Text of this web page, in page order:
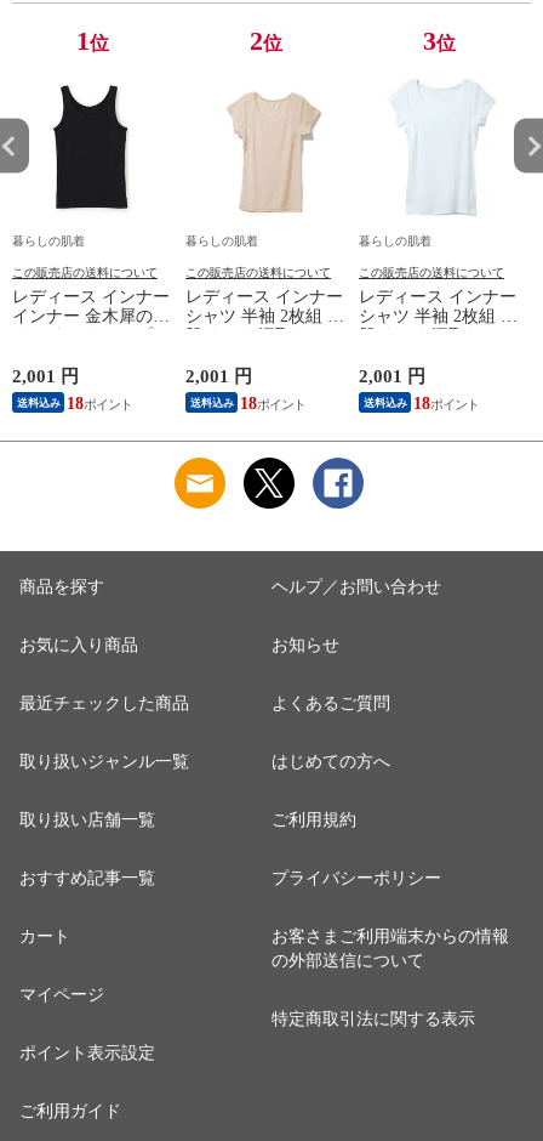
1位
暮らしの肌着
この販売店の送料について
レディース インナー
インナー 金木犀のめ
っとり 保湿 ストレ
ッチ ボタニカル タ
ンクトップ 秋冬 お
2,001 円
送料込み 18
2位
暮らしの肌着
この販売店の送料について
レディース インナー
シャツ 半袖 2枚組 素
り インナーシャツ
パッド付き 春夏 汗
染み 防止 汗 対策 綿
ット工業 S5022B-RT
涼しい 肌着
2,001 円
送料込み 18
3位
暮らしの肌着
この販売店の送料について
レディース インナー
シャツ 半袖 2枚組 素
り インナーシャツ
パッド付き 春夏 汗
染み 防止 汗 対策 綿
ット工業 S5022B-RT
涼しい 肌着
2,001 円
送料込み 18
商品を探す
お気に入り商品
最近チェックした商品
取り扱いジャンル一覧
取り扱い店舗一覧
おすすめ記事一覧
カート
マイページ
ポイント表示設定
ご利用ガイド
ヘルプ／お問い合わせ
お知らせ
よくあるご質問
はじめての方へ
ご利用規約
プライバシーポリシー
お客さまご利用端末からの情報
の外部送信について
特定商取引法に関する表示